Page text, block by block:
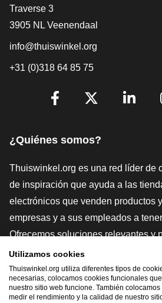
[_General:Contact]
Traverse 3
3905 NL Veenendaal
info@thuiswinkel.org
+31 (0)318 64 85 75
[_General:SocialMediaTitle]
¿Quiénes somos?
Thuiswinkel.org es una red líder de
de inspiración que ayuda a las
electrónicos que venden productos
empresas y a sus empleados a
Ofrecemos soluciones relevantes y
sellos de confianza, Thuiswinkel
asesoramiento jurídico, defensa,
tenemos nuestra propia plataforma
Thuiswinkel e-Academy.
Utilizamos cookies
Thuiswinkel.org utiliza diferentes tipos de
necesarias, colocamos cookies funcionales
nuestro sitio web funcione. También
medir el rendimiento y la calidad de nuestro